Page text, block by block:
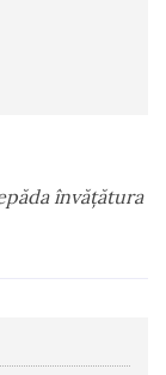
învăţătura